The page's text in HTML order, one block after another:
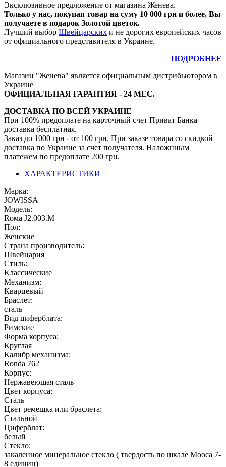
Эксклюзивное предложение от магазина Женева.
Только у нас, покупая товар на суму 10 000 грн и более, Вы
получаете в подарок Золотой цветок.
Лучший выбор Швейцарских и не дорогих европейских часов
от официального представителя в Украине.
ПОДРОБНЕЕ
Магазин "Женева" является официальным дистрибьютором в
Украине
ОФИЦИАЛЬНАЯ ГАРАНТИЯ - 24 МЕС.
ДОСТАВКА ПО ВСЕЙ УКРАИНЕ
При 100% предоплате на карточный счет Приват Банка
доставка бесплатная.
Заказ до 1000 грн - от 100 грн. При заказе товара со скидкой
доставка по Украине за счет получателя. Наложнным
платежем по предоплате 200 грн.
ХАРАКТЕРИСТИКИ
Марка:
JOWISSA
Модель:
Rома J2.003.М
Пол:
Женские
Страна производитель:
Швейцария
Стиль:
Классические
Механизм:
Кварцевый
Браслет:
сталь
Вид циферблата:
Римские
Форма корпуса:
Круглая
Калибр механизма:
Ronda 762
Корпус:
Нержавеющая cталь
Цвет корпуса:
Сталь
Цвет ремешка или браслета:
Стальной
Циферблат:
белый
Стекло:
закаленное минеральное стекло ( твердость по шкале Мооса 7-
8 единиц)